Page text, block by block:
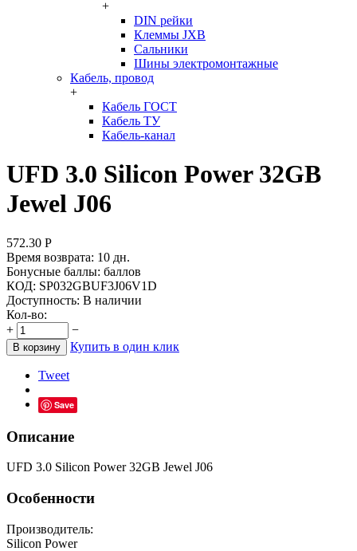
+
DIN рейки
Клеммы JXB
Сальники
Шины электромонтажные
Кабель, провод
+
Кабель ГОСТ
Кабель ТУ
Кабель-канал
UFD 3.0 Silicon Power 32GB
Jewel J06
572.30 Р
Время возврата: 10 дн.
Бонусные баллы: баллов
КОД: SP032GBUF3J06V1D
Доступность: В наличии
Кол-во:
+
−
В корзину Купить в один клик
Tweet
Save
Описание
UFD 3.0 Silicon Power 32GB Jewel J06
Особенности
Производитель:
Silicon Power